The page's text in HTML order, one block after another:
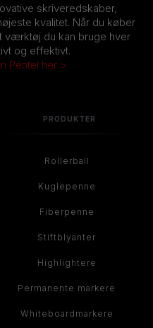
skriveredskaber,
kvalitet. Når du køber
værktøj du kan bruge hver
og effektivt.
Pentel her >
PRODUKTER
Rollerball
Kuglepenne
Fiberpenne
Stiftblyanter
Highlightere
Permanente markere
Whiteboardmarkere